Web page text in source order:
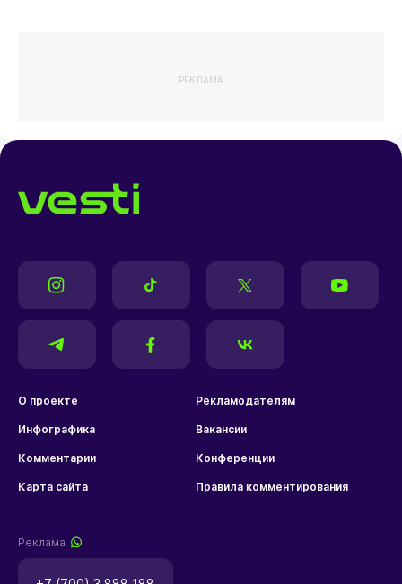
РЕКЛАМА
О проекте Рекламодателям
Инфографика Вакансии
Комментарии Конференции
Карта сайта Правила комментирования
Реклама